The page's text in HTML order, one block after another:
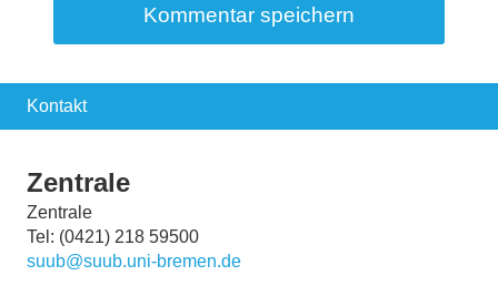
Kontakt
Zentrale
Zentrale
Tel: (0421) 218 59500
suub@suub.uni-bremen.de